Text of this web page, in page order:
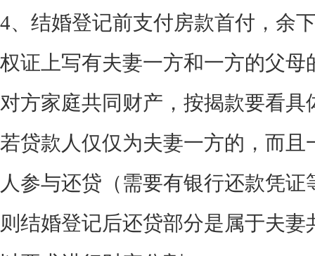
4、结婚登记前支付房款首付，余
权证上写有夫妻一方和一方的父母
对方家庭共同财产，按揭款要看具
若贷款人仅仅为夫妻一方的，而且
人参与还贷（需要有银行还款凭
则结婚登记后还贷部分是属于夫妻